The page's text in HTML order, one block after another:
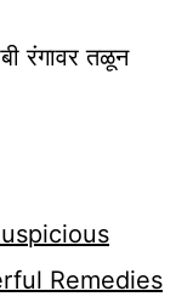
रंगावर तळून
Remedies